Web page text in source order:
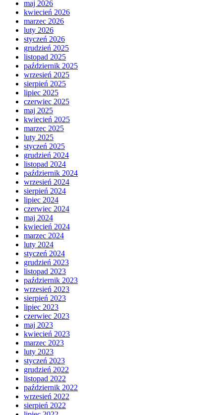
maj 2026
kwiecień 2026
marzec 2026
luty 2026
styczeń 2026
grudzień 2025
listopad 2025
październik 2025
wrzesień 2025
sierpień 2025
lipiec 2025
czerwiec 2025
maj 2025
kwiecień 2025
marzec 2025
luty 2025
styczeń 2025
grudzień 2024
listopad 2024
październik 2024
wrzesień 2024
sierpień 2024
lipiec 2024
czerwiec 2024
maj 2024
kwiecień 2024
marzec 2024
luty 2024
styczeń 2024
grudzień 2023
listopad 2023
październik 2023
wrzesień 2023
sierpień 2023
lipiec 2023
czerwiec 2023
maj 2023
kwiecień 2023
marzec 2023
luty 2023
styczeń 2023
grudzień 2022
listopad 2022
październik 2022
wrzesień 2022
sierpień 2022